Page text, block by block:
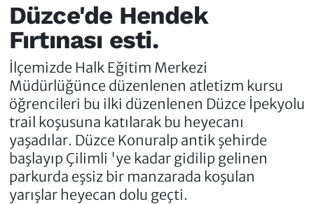
Düzce'de Hendek
Fırtınası esti.
İlçemizde Halk Eğitim Merkezi
Müdürlüğünce düzenlenen atletizm kursu
öğrencileri bu ilki düzenlenen Düzce İpekyolu
trail koşusuna katılarak bu heyecanı
yaşadılar. Düzce Konuralp antik şehirde
başlayıp Çilimli 'ye kadar gidilip gelinen
parkurda eşsiz bir manzarada koşulan
yarışlar heyecan dolu geçti.
Nöbetçi Eczaneler
Vefat Edenler
Hakkında
Hendek Haber Reklam Servisi
Künye
İletişim
Tüm Manşetler
Son Dakika Haberleri
Haber Arşivi